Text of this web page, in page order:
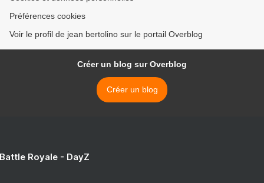
Préférences cookies
Voir le profil de jean bertolino sur le portail Overblog
Créer un blog sur Overblog
Créer un blog
Royale - DayZ